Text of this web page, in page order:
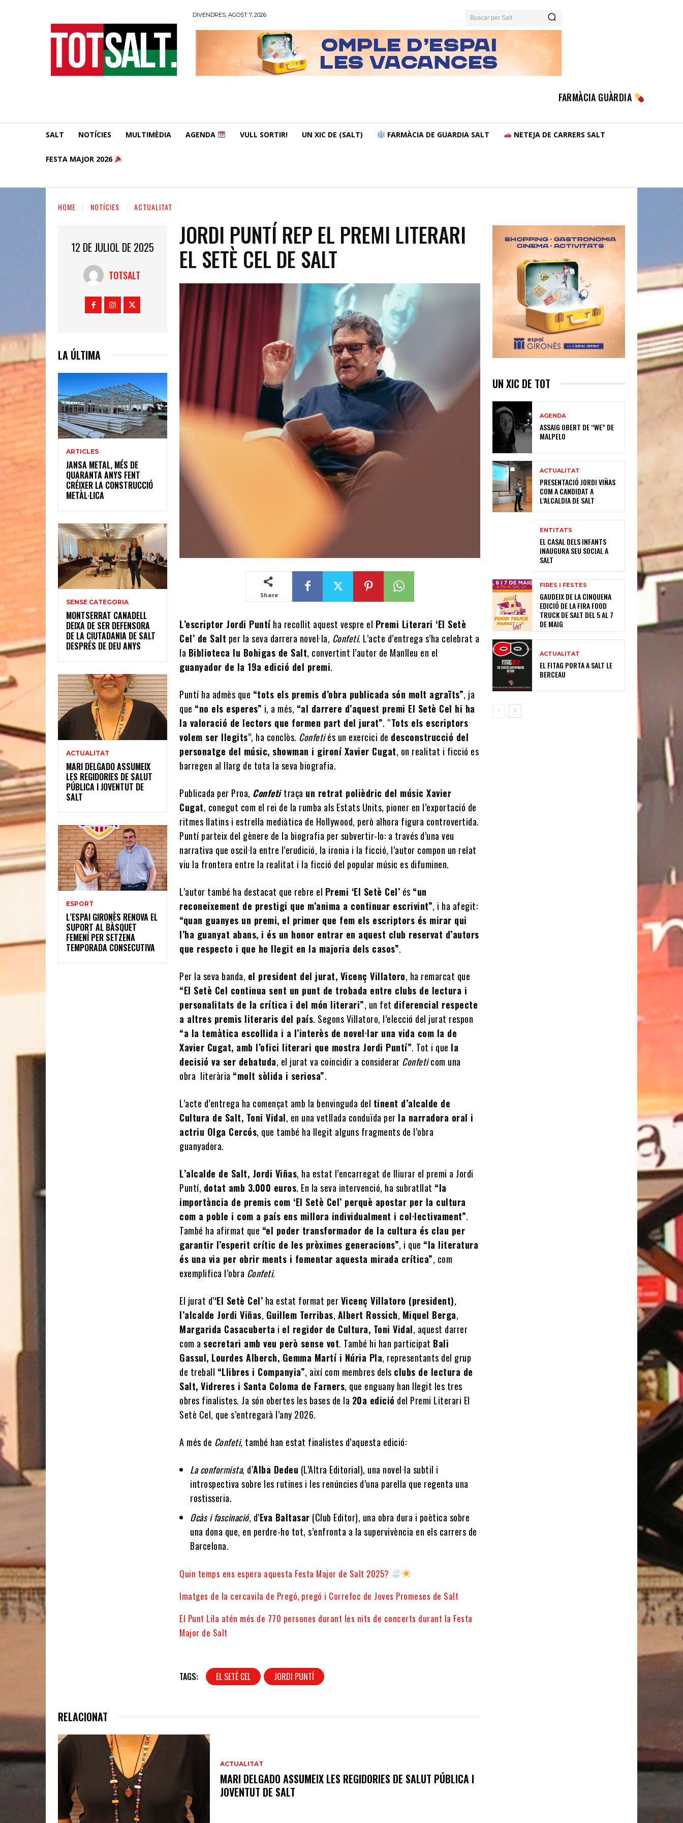
DIVENDRES, AGOST 7, 2026 Buscar per Salt
FARMÀCIA GUÀRDIA
SALT NOTÍCIES MULTIMÈDIA AGENDA VULL SORTIR! UN XIC DE (SALT) FARMÀCIA DE GUARDIA SALT NETEJA DE CARRERS SALT
FESTA MAJOR 2026
HOME NOTÍCIES ACTUALITAT
12 DE JULIOL DE 2025
TOTSALT
LA ÚLTIMA
ARTICLES
JANSA METAL, MÉS DE
QUARANTA ANYS FENT
CRÉIXER LA CONSTRUCCIÓ
METÀL·LICA
SENSE CATEGORIA
MONTSERRAT CANADELL
DEIXA DE SER DEFENSORA
DE LA CIUTADANIA DE SALT
DESPRÉS DE DEU ANYS
ACTUALITAT
MARI DELGADO ASSUMEIX
LES REGIDORIES DE SALUT
PÚBLICA I JOVENTUT DE
SALT
ESPORT
L’ESPAI GIRONÈS RENOVA EL
SUPORT AL BÀSQUET
FEMENÍ PER SETZENA
TEMPORADA CONSECUTIVA
JORDI PUNTÍ REP EL PREMI LITERARI
EL SETÈ CEL DE SALT
Share
L’escriptor Jordi Puntíha recollit aquest vespre el Premi Literari ‘El Setè
Cel’ de Salt per la seva darrera novel·la, Confeti. L’acte d’entrega s’ha celebrat a
la Biblioteca Iu Bohigas de Salt, convertint l’autor de Manlleu en el
guanyador de la 19a edició del premi.
Puntí ha admès que “tots els premis d’obra publicada són molt agraïts”, ja
que “no els esperes” i, a més, “al darrere d’aquest premi El Setè Cel hi ha
la valoració de lectors que formen part del jurat”. “Tots els escriptors
volem ser llegits”, ha conclòs. Confetiés un exercici de desconstrucció del
personatge del músic, showman i gironí Xavier Cugat, on realitat i ficció es
barregen al llarg de tota la seva biografia.
Publicada per Proa, Confeti traça un retrat polièdric del músic Xavier
Cugat, conegut com el rei de la rumba als Estats Units, pioner en l’exportació de
ritmes llatins i estrella mediàtica de Hollywood, però alhora figura controvertida.
Puntí parteix del gènere de la biografia per subvertir-lo: a través d’una veu
narrativa que oscil·la entre l’erudició, la ironia i la ficció, l’autor compon un relat
viu la frontera entre la realitat i la ficció del popular músic es difuminen.
L’autor també ha destacat que rebre el Premi ‘El Setè Cel’ és “un
reconeixement de prestigi que m’anima a continuar escrivint”, i ha afegit:
“quan guanyes un premi, el primer que fem els escriptors és mirar qui
l’ha guanyat abans, i és un honor entrar en aquest club reservat d’autors
que respecto i que he llegit en la majoria dels casos”.
Per la seva banda, el president del jurat, Vicenç Villatoro, ha remarcat que
“El Setè Cel continua sent un punt de trobada entre clubs de lectura i
personalitats de la crítica i del món literari”, un fet diferencial respecte
a altres premis literaris del país. Segons Villatoro, l’elecció del jurat respon
“a la temàtica escollida i a l’interès de novel·lar una vida com la de
Xavier Cugat, amb l’ofici literari que mostra Jordi Puntí”. Tot i que la
decisió va ser debatuda, el jurat va coincidir a considerar Confeticom una
obra literària “molt sòlida i seriosa”.
L’acte d’entrega ha començat amb la benvinguda del tinent d’alcalde de
Cultura de Salt, Toni Vidal, en una vetllada conduïda per la narradora oral i
actriu Olga Cercós, que també ha llegit alguns fragments de l’obra
guanyadora.
L’alcalde de Salt, Jordi Viñas, ha estat l’encarregat de lliurar el premi a Jordi
Puntí, dotat amb 3.000 euros. En la seva intervenció, ha subratllat “la
importància de premis com ‘El Setè Cel’ perquè apostar per la cultura
com a poble i com a país ens millora individualment i col·lectivament”.
També ha afirmat que “el poder transformador de la cultura és clau per
garantir l’esperit crític de les pròximes generacions”, i que “la literatura
és una via per obrir ments i fomentar aquesta mirada crítica”, com
exemplifica l’obra Confeti.
El jurat d’‘El Setè Cel’ ha estat format perVicenç Villatoro (president),
l’alcalde Jordi Viñas, Guillem Terribas, Albert Rossich, Miquel Berga,
Margarida Casacuberta i el regidor de Cultura, Toni Vidal, aquest darrer
com a secretari amb veu però sense vot. També hi han participat Bali
Gassul, Lourdes Alberch, Gemma Martí i Núria Pla, representants del grup
de treball “Llibres i Companyia”, així com membres dels clubs de lectura de
Salt, Vidreres i Santa Coloma de Farners, que enguany han llegit les tres
obres finalistes. Ja són obertes les bases de la 20a edició del Premi Literari El
Setè Cel, que s’entregarà l’any 2026.
A més de Confeti, també han estat finalistes d’aquesta edició:
La conformista, d’Alba Dedeu (L’Altra Editorial), una novel·la subtil i
introspectiva sobre les rutines i les renúncies d’una parella que regenta una
rostisseria.
Ocàs i fascinació, d’Eva Baltasar (Club Editor), una obra dura i poètica sobre
una dona que, en perdre-ho tot, s’enfronta a la supervivència en els carrers de
Barcelona.
Quin temps ens espera aquesta Festa Major de Salt 2025?
Imatges de la cercavila de Pregó, pregó i Correfoc de Joves Promeses de Salt
El Punt Lila atén més de 770 persones durant les nits de concerts durant la Festa
Major de Salt
TAGS: EL SETÈ CEL JORDI PUNTÍ
RELACIONAT
ACTUALITAT
MARI DELGADO ASSUMEIX LES REGIDORIES DE SALUT PÚBLICA I
JOVENTUT DE SALT
UN XIC DE TOT
AGENDA
ASSAIG OBERT DE “WE” DE
MALPELO
ACTUALITAT
PRESENTACIÓ JORDI VIÑAS
COM A CANDIDAT A
L’ALCALDIA DE SALT
ENTITATS
EL CASAL DELS INFANTS
INAUGURA SEU SOCIAL A
SALT
FIRES I FESTES
GAUDEIX DE LA CINQUENA
EDICIÓ DE LA FIRA FOOD
TRUCK DE SALT DEL 5 AL 7
DE MAIG
ACTUALITAT
EL FITAG PORTA A SALT LE
BERCEAU